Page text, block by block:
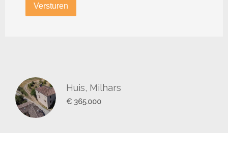
Versturen
Huis, Milhars
€ 365.000